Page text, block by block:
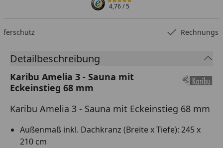
4,76/ 5
Detailbeschreibung
Karibu Amelia 3 - Sauna mit
Eckeinstieg 68 mm
Karibu Amelia 3 - Sauna mit Eckeinstieg 68 mm
Außenmaß inkl. Dachkranz (Breite x Tiefe): 245 x
210 cm